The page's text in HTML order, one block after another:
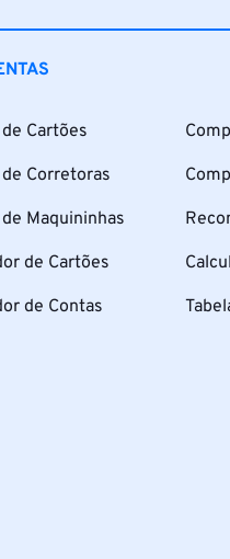
Cartões
Corretoras
Maquininhas
de Cartões
de Contas